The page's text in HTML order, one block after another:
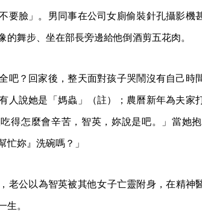
要臉」。男同事在公司女廁偷裝針孔攝影機
的舞步、坐在部長旁邊給他倒酒剪五花肉。
吧？回家後，整天面對孩子哭鬧沒有自己時
人說她是「媽蟲」（註）；農曆新年為夫家
得怎麼會辛苦，智英，妳說是吧。」當她
忙妳』洗碗嗎？」
老公以為智英被其他女子亡靈附身，在精
生。